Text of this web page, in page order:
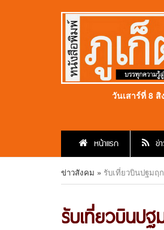
วันเสาร์ที่ 8
หน้าแรก ข่
ข่าวสังคม » รับเที่ยวบินปฐมฤ
รับเที่ยวบินป